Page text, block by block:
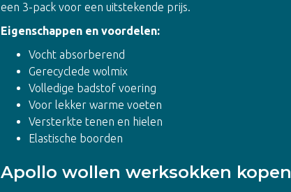
een 3-pack voor een uitstekende prijs.
Eigenschappen en voordelen:
Vocht absorberend
Gerecyclede wolmix
Volledige badstof voering
Voor lekker warme voeten
Versterkte tenen en hielen
Elastische boorden
Apollo wollen werksokken kopen